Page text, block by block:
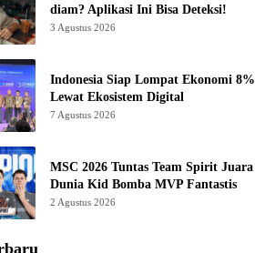
diam? Aplikasi Ini Bisa Deteksi!
3 Agustus 2026
Indonesia Siap Lompat Ekonomi 8%
Lewat Ekosistem Digital
7 Agustus 2026
MSC 2026 Tuntas Team Spirit Juara
Dunia Kid Bomba MVP Fantastis
2 Agustus 2026